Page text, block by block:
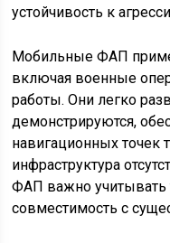
устойчивость к
Мобильные ФАП
включая военные
работы. Они легко
демонстрируются,
навигационных точек
инфраструктура
ФАП важно учитывать
совместимость с